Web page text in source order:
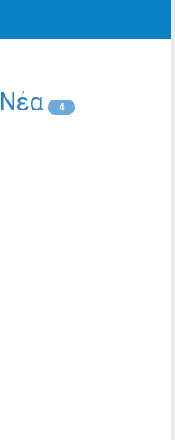
Νέα 4